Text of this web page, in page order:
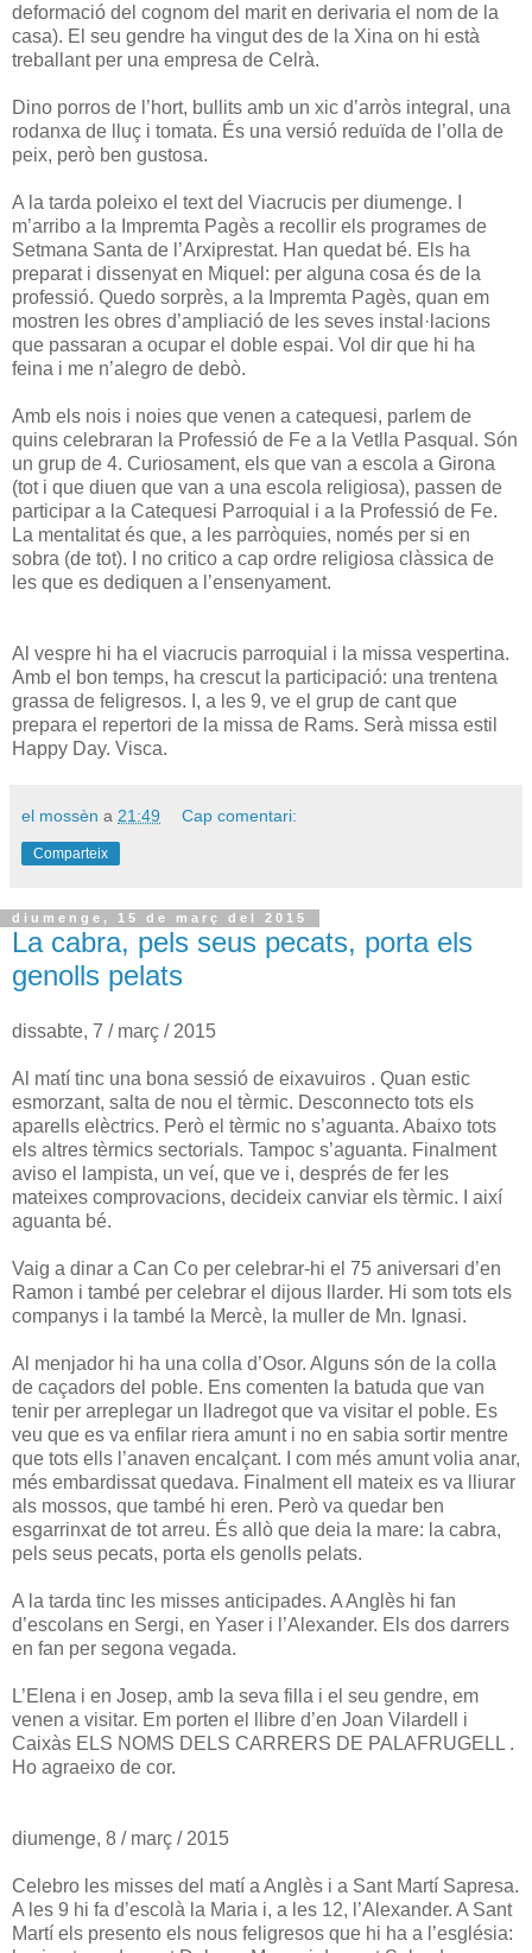
deformació del cognom del marit en derivaria el nom de la
casa). El seu gendre ha vingut des de la Xina on hi està
treballant per una empresa de Celrà.
Dino porros de l’hort, bullits amb un xic d’arròs integral, una
rodanxa de lluç i tomata. És una versió reduïda de l’olla de
peix, però ben gustosa.
A la tarda poleixo el text del Viacrucis per diumenge. I
m’arribo a la Impremta Pagès a recollir els programes de
Setmana Santa de l’Arxiprestat. Han quedat bé. Els ha
preparat i dissenyat en Miquel: per alguna cosa és de la
professió. Quedo sorprès, a la Impremta Pagès, quan em
mostren les obres d’ampliació de les seves instal·lacions
que passaran a ocupar el doble espai. Vol dir que hi ha
feina i me n’alegro de debò.
Amb els nois i noies que venen a catequesi, parlem de
quins celebraran la Professió de Fe a la Vetlla Pasqual. Són
un grup de 4. Curiosament, els que van a escola a Girona
(tot i que diuen que van a una escola religiosa), passen de
participar a la Catequesi Parroquial i a la Professió de Fe.
La mentalitat és que, a les parròquies, només per si en
sobra (de tot). I no critico a cap ordre religiosa clàssica de
les que es dediquen a l’ensenyament.
Al vespre hi ha el viacrucis parroquial i la missa vespertina.
Amb el bon temps, ha crescut la participació: una trentena
grassa de feligresos. I, a les 9, ve el grup de cant que
prepara el repertori de la missa de Rams. Serà missa estil
Happy Day. Visca.
el mossèn a 21:49 Cap comentari:
Comparteix
diumenge, 15 de març del 2015
La cabra, pels seus pecats, porta els
genolls pelats
dissabte, 7 / març / 2015
Al matí tinc una bona sessió de eixavuiros . Quan estic
esmorzant, salta de nou el tèrmic. Desconnecto tots els
aparells elèctrics. Però el tèrmic no s’aguanta. Abaixo tots
els altres tèrmics sectorials. Tampoc s’aguanta. Finalment
aviso el lampista, un veí, que ve i, després de fer les
mateixes comprovacions, decideix canviar els tèrmic. I així
aguanta bé.
Vaig a dinar a Can Co per celebrar-hi el 75 aniversari d’en
Ramon i també per celebrar el dijous llarder. Hi som tots els
companys i la també la Mercè, la muller de Mn. Ignasi.
Al menjador hi ha una colla d’Osor. Alguns són de la colla
de caçadors del poble. Ens comenten la batuda que van
tenir per arreplegar un lladregot que va visitar el poble. Es
veu que es va enfilar riera amunt i no en sabia sortir mentre
que tots ells l’anaven encalçant. I com més amunt volia anar,
més embardissat quedava. Finalment ell mateix es va lliurar
als mossos, que també hi eren. Però va quedar ben
esgarrinxat de tot arreu. És allò que deia la mare: la cabra,
pels seus pecats, porta els genolls pelats.
A la tarda tinc les misses anticipades. A Anglès hi fan
d’escolans en Sergi, en Yaser i l’Alexander. Els dos darrers
en fan per segona vegada.
L’Elena i en Josep, amb la seva filla i el seu gendre, em
venen a visitar. Em porten el llibre d’en Joan Vilardell i
Caixàs ELS NOMS DELS CARRERS DE PALAFRUGELL .
Ho agraeixo de cor.
diumenge, 8 / març / 2015
Celebro les misses del matí a Anglès i a Sant Martí Sapresa.
A les 9 hi fa d’escolà la Maria i, a les 12, l’Alexander. A Sant
Martí els presento els nous feligresos que hi ha a l’església: